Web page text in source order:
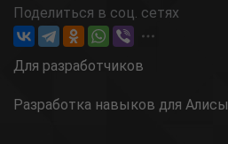
Поделиться в соц. сетях
Для разработчиков
Разработка навыков для Алисы